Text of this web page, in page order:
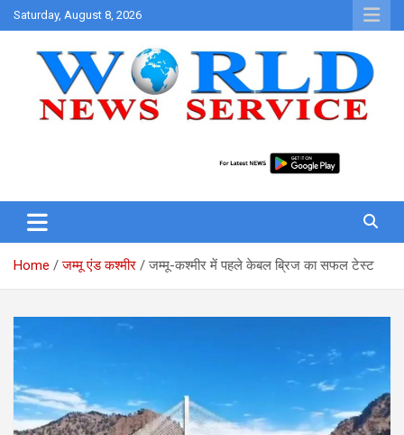
Skip
to
Saturday, August 8, 2026
Home जम्मू एंड कश्मीर जम्मू-कश्मीर में पहले केबल ब्रिज का सफल टेस्ट